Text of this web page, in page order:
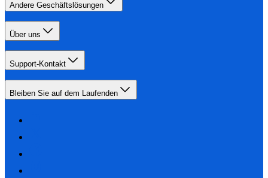
Andere Geschäftslösungen
Über uns
Support-Kontakt
Bleiben Sie auf dem Laufenden